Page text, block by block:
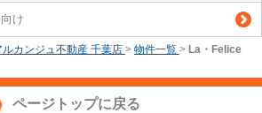
け
カンジュ不動産 千葉店 > 物件一覧 > La・Felice
ページトップに戻る